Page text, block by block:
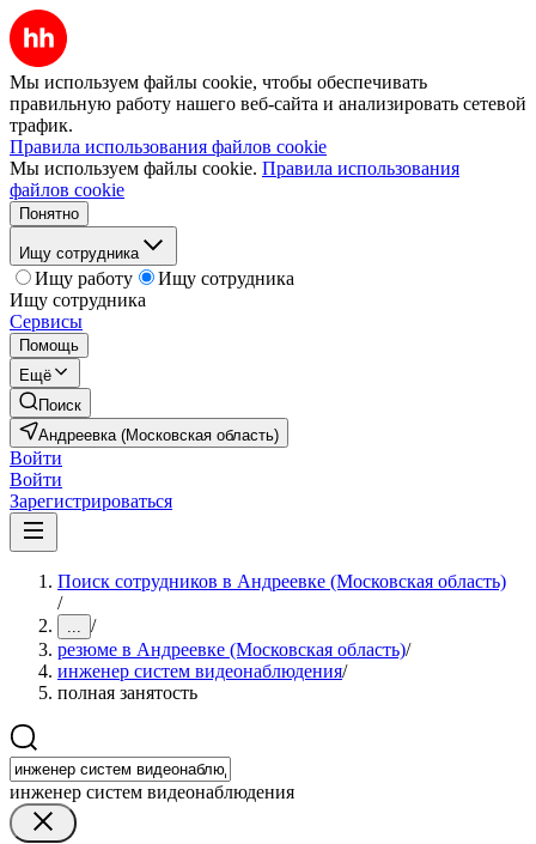
Мы используем файлы cookie, чтобы обеспечивать
правильную работу нашего веб-сайта и анализировать сетевой
трафик.
Правила использования файлов cookie
Мы используем файлы cookie. Правила использования
файлов cookie
Понятно
Ищу сотрудника
Ищу работу
Ищу сотрудника
Ищу сотрудника
Сервисы
Помощь
Ещё
Поиск
Андреевка (Московская область)
Войти
Войти
Зарегистрироваться
Поиск сотрудников в Андреевке (Московская область)
/
... /
резюме в Андреевке (Московская область)/
инженер систем видеонаблюдения/
полная занятость
инженер систем видеонаблюдения